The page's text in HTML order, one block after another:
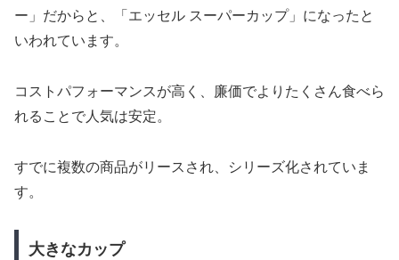
ー」だからと、「エッセル スーパーカップ」になったと
いわれています。
コストパフォーマンスが高く、廉価でよりたくさん食べら
れることで人気は安定。
すでに複数の商品がリースされ、シリーズ化されていま
す。
大きなカップ